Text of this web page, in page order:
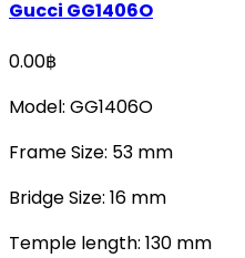
Gucci GG1406O
0.00฿
Model: GG1406O
Frame Size: 53 mm
Bridge Size: 16 mm
Temple length: 130 mm